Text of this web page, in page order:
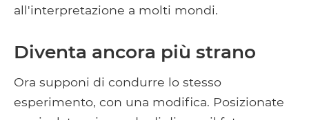
all'interpretazione a molti mondi.
Diventa ancora più strano
Ora supponi di condurre lo stesso
esperimento, con una modifica. Posizionate